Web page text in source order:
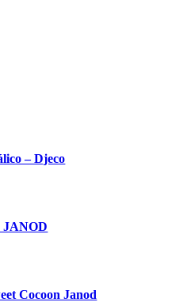
– Djeco
Cocoon Janod